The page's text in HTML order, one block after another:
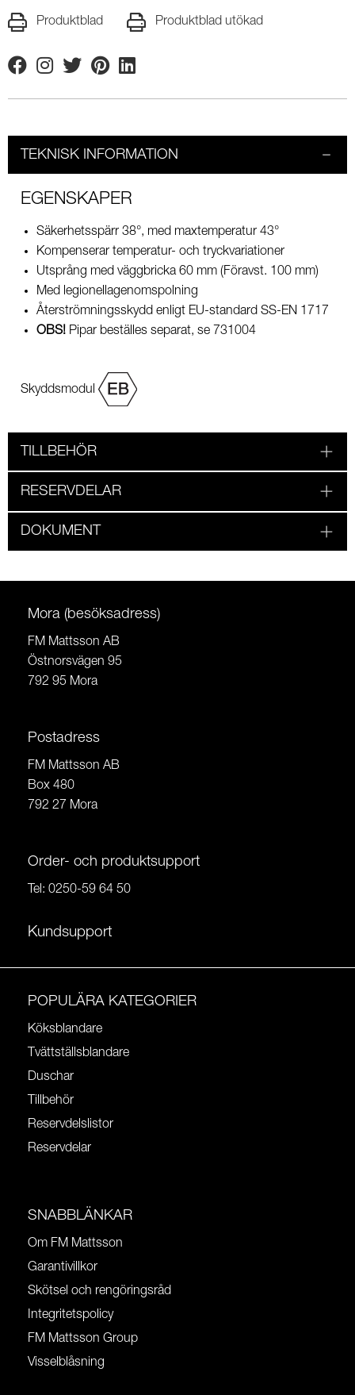
Produktblad Produktblad utökad
FacebookInstagram
TwitterPinterestLinkedin
TEKNISK INFORMATION
EGENSKAPER
Säkerhetsspärr 38°, med maxtemperatur 43°
Kompenserar temperatur- och tryckvariationer
Utsprång med väggbricka 60 mm (Föravst. 100 mm)
Med legionellagenomspolning
Återströmningsskydd enligt EU-standard SS-EN 1717
OBS! Pipar beställes separat, se 731004
Skyddsmodul
TILLBEHÖR
RESERVDELAR
DOKUMENT
Mora (besöksadress)
FM Mattsson AB
Östnorsvägen 95
792 95 Mora
Postadress
FM Mattsson AB
Box 480
792 27 Mora
Order- och produktsupport
Tel: 0250-59 64 50
Kundsupport
POPULÄRA KATEGORIER
Köksblandare
Tvättställsblandare
Duschar
Tillbehör
Reservdelslistor
Reservdelar
SNABBLÄNKAR
Om FM Mattsson
Garantivillkor
Skötsel och rengöringsråd
Integritetspolicy
FM Mattsson Group
Visselblåsning